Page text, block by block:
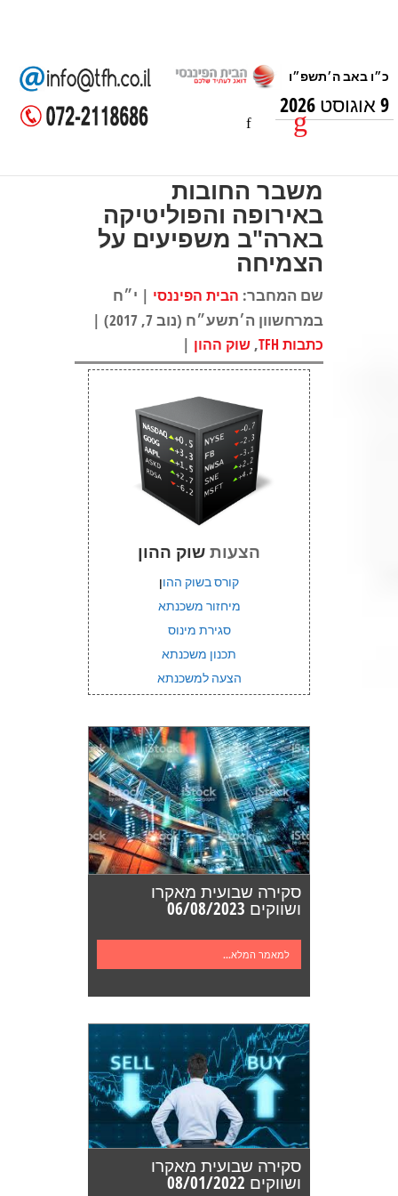
9 אוגוסט 2026
משבר החובות
באירופה והפוליטיקה
בארה"ב משפיעים על
הצמיחה
שם המחבר: הבית הפיננסי | י״ח
במרחשוון ה׳תשע״ח (נוב 7, 2017) |
כתבות TFH , שוק ההון |
הצעותשוק ההון
קורס בשוק ההון
מיחזור משכנתא
סגירת מינוס
תכנון משכנתא
הצעה למשכנתא
סקירה שבועית מאקרו
ושווקים 06/08/2023
למאמר המלא...
סקירה שבועית מאקרו
ושווקים 08/01/2022